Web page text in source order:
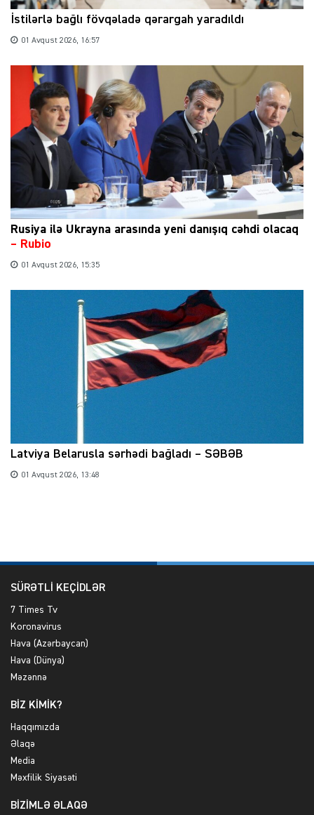
İstilərlə bağlı fövqəladə qərargah yaradıldı
01 Avqust 2026, 16:57
Rusiya ilə Ukrayna arasında yeni danışıq cəhdi olacaq
– Rubio
01 Avqust 2026, 15:35
Latviya Belarusla sərhədi bağladı – SƏBƏB
01 Avqust 2026, 13:48
SÜRƏTLİ KEÇİDLƏR
7 Times Tv
Koronavirus
Hava (Azərbaycan)
Hava (Dünya)
Məzənnə
BİZ KİMİK?
Haqqımızda
Əlaqə
Media
Məxfilik Siyasəti
BİZİMLƏ ƏLAQƏ